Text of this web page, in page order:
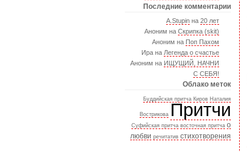
Последние комментарии
A.Stupin на 20 лет
Аноним на Скрипка (skit)
Аноним на Поп Пахом
Ира на Легенда о счастье
Аноним на ИЩУЩИЙ, НАЧНИ
С СЕБЯ!
Облако меток
Буддийская притча Киров Наталия
Вострикова Притчи
Суфийская притча восточная притча о
любви речитатив стихотворения